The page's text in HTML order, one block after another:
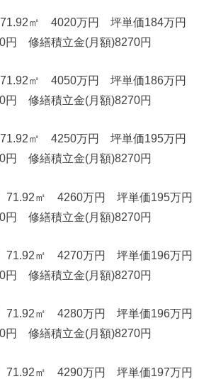
㎡ 4020万円 坪単価184万円
円 修繕積立金(月額)8270円
㎡ 4050万円 坪単価186万円
円 修繕積立金(月額)8270円
㎡ 4250万円 坪単価195万円
円 修繕積立金(月額)8270円
㎡ 4260万円 坪単価195万円
円 修繕積立金(月額)8270円
㎡ 4270万円 坪単価196万円
円 修繕積立金(月額)8270円
㎡ 4280万円 坪単価196万円
円 修繕積立金(月額)8270円
㎡ 4290万円 坪単価197万円